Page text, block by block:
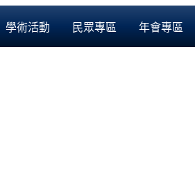
學術活動 民眾專區 年會專區